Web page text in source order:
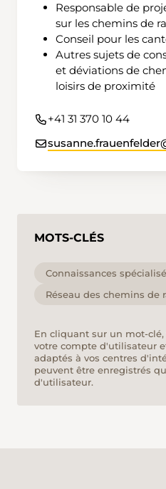
Responsable de
sur les chemins de
Conseil pour les
Autres sujets de
et déviations de
loisirs de proximité
+41 31 370 10 44
MOTS-CLÉS
Connaissances
Réseau des chemins de
En cliquant sur un mot-
votre compte d'utilisateur
adaptés à vos centres
peuvent être enregistrés
d'utilisateur.